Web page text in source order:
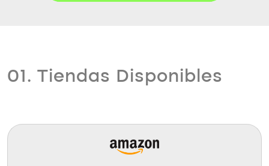
01. Tiendas Disponibles